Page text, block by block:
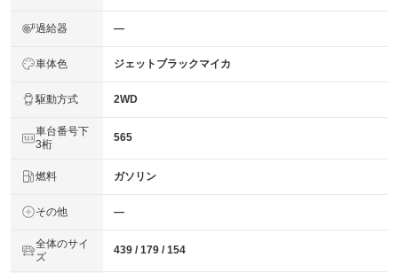
過給器 ―
車体色 ジェットブラックマイカ
駆動方式 2WD
車台番号下
3桁
565
燃料 ガソリン
その他 ―
全体のサイ
ズ
439 / 179 / 154